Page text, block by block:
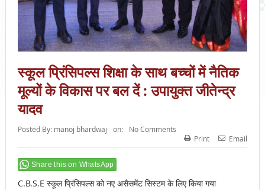
स्कूल प्रिंसिपल्स शिक्षा के साथ बच्चों में नैतिक
मूल्यों के विकास पर बल दें : उपायुक्त जीतेन्द्र
यादव
Posted By: manoj bhardwaj on:
No Comments
Print
Email
Share this on WhatsApp
C.B.S.E स्कूल प्रिंसिपल्स को नए असैसमेंट सिस्टम के लिए किया गया